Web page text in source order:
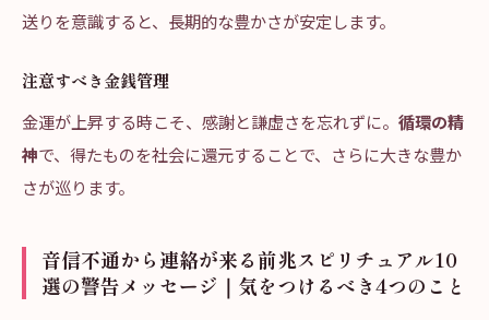
送りを意識すると、長期的な豊かさが安定します。
注意すべき金銭管理
金運が上昇する時こそ、感謝と謙虚さを忘れずに。 循環の精
神で、得たものを社会に還元することで、さらに大きな豊か
さが巡ります。
音信不通から連絡が来る前兆スピリチュアル10
選の警告メッセージ｜気をつけるべき4つのこと